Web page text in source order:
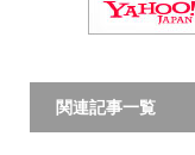
関連記事一覧